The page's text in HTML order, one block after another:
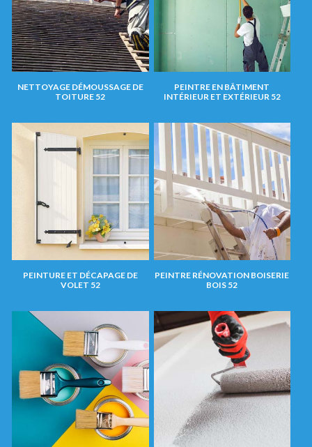
NETTOYAGE DÉMOUSSAGE DE
TOITURE 52
PEINTRE EN BÂTIMENT
INTÉRIEUR ET EXTÉRIEUR 52
PEINTURE ET DÉCAPAGE DE
VOLET 52
PEINTRE RÉNOVATION BOISERIE
BOIS 52